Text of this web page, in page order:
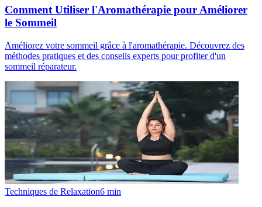
Comment Utiliser l'Aromathérapie pour Améliorer
le Sommeil
Améliorez votre sommeil grâce à l'aromathérapie. Découvrez des
méthodes pratiques et des conseils experts pour profiter d'un
sommeil réparateur.
Techniques de Relaxation6 min